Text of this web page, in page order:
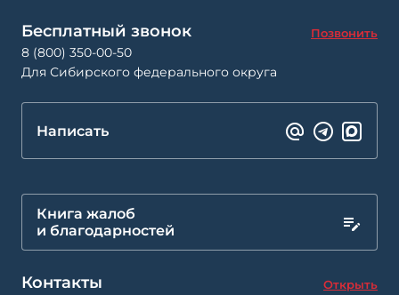
Бесплатный звонок Позвонить
8 (800) 350-00-50
Для Сибирского федерального округа
Написать
Книга жалоб
и благодарностей
Контакты Открыть